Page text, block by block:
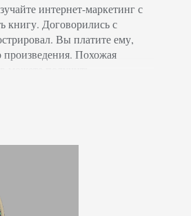
интернет-маркетинг с
Договорились с
Вы платите ему,
произведения. Похожая
можете получить
использовать его для
у себя. Вы купили